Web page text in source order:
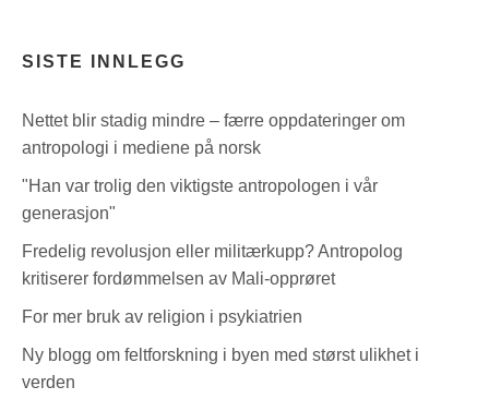
SISTE INNLEGG
Nettet blir stadig mindre – færre oppdateringer om
antropologi i mediene på norsk
"Han var trolig den viktigste antropologen i vår
generasjon"
Fredelig revolusjon eller militærkupp? Antropolog
kritiserer fordømmelsen av Mali-opprøret
For mer bruk av religion i psykiatrien
Ny blogg om feltforskning i byen med størst ulikhet i
verden